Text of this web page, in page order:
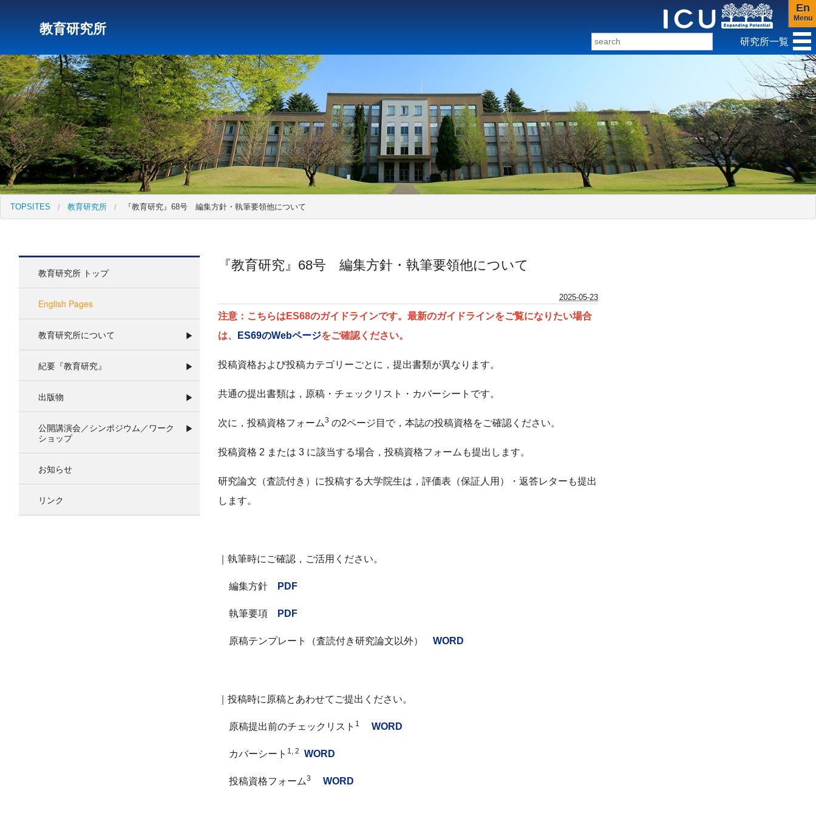
教育研究所
En
Menu
研究所トップ 教育研究所 社会科学研究所 キリスト教と文化研究所
研究所一覧
TOPSITES 教育研究所 『教育研究』68号 編集方針・執筆要領他について
教育研究所 トップ
English Pages
教育研究所について
紀要『教育研究』
出版物
公開講演会／シンポジウム／ワーク
ショップ
お知らせ
リンク
『教育研究』68号 編集方針・執筆要領他について
2025-05-23
注意：こちらはES68のガイドラインです。最新のガイドラインをご覧になりたい場合
は、
ES69のWebページをご確認ください。
投稿資格および投稿カテゴリーごとに，提出書類が異なります。
共通の提出書類は， 原稿・チェックリスト・カバーシート です。
次に ， 投稿資格フォーム3 の2ページ目で，本誌の投稿資格をご確認ください。
投稿資格 2 または 3 に該当する場合， 投稿資格フォーム も提出します。
研究論文（査読付き）に投稿する大学院生は， 評価表（保証人用）・返答レター も提出
します。
｜執筆時にご確認，ご活用ください。
編集方針 PDF
執筆要項 PDF
原稿テンプレート（査読付き研究論文 以外） WORD
｜投稿時に原稿とあわせてご提出ください。
原稿提出前のチェックリスト 1 WORD
カバーシート 1, 2 WORD
投稿資格フォーム3 WORD